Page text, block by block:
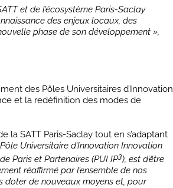
et de l’écosystème Paris-Saclay
des enjeux locaux, des
phase de son développement »,
des Pôles Universitaires d’Innovation
et la redéfinition des modes de
la SATT Paris-Saclay tout en s’adaptant
Universitaire d’Innovation Innovation
Paris et Partenaires (PUI IP3), est d’être
réaffirmé par l’ensemble de nos
doter de nouveaux moyens et, pour